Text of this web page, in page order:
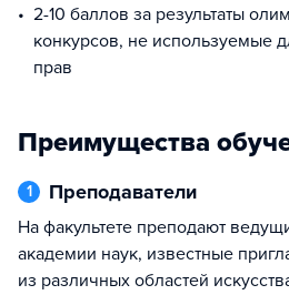
2-10 баллов за результаты
конкурсов, не используемые
прав
Преимущества
1 Преподаватели
На факультете преподают ведущие ученые Российской
академии наук, известные
из различных областей